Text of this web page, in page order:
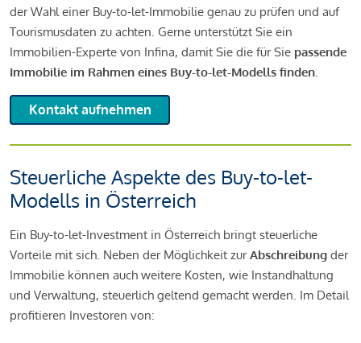
der Wahl einer Buy-to-let-Immobilie genau zu prüfen und auf
Tourismusdaten zu achten. Gerne unterstützt Sie ein
Immobilien-Experte von Infina, damit Sie die für Sie passende
Immobilie im Rahmen eines Buy-to-let-Modells finden.
Kontakt aufnehmen
Steuerliche Aspekte des Buy-to-let-
Modells in Österreich
Ein Buy-to-let-Investment in Österreich bringt steuerliche
Vorteile mit sich. Neben der Möglichkeit zurAbschreibung der
Immobilie können auch weitere Kosten, wie Instandhaltung
und Verwaltung, steuerlich geltend gemacht werden. Im Detail
profitieren Investoren von: